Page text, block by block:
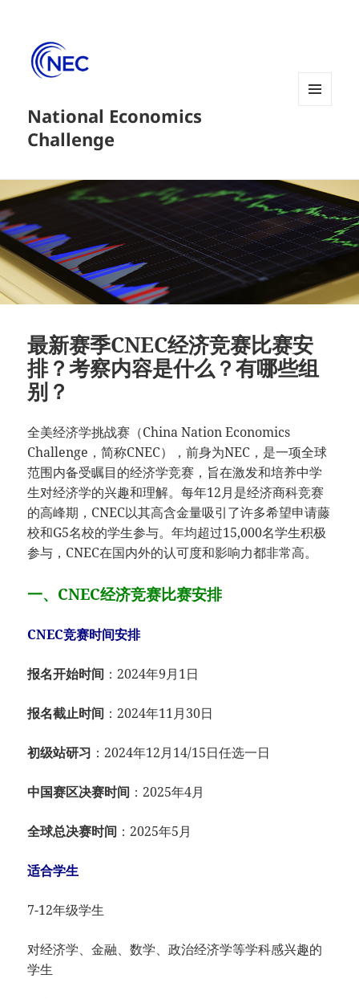
National Economics
Challenge
最新赛季CNEC经济竞赛比赛安
排？考察内容是什么？有哪些组
别？
全美经济学挑战赛（China Nation Economics
Challenge，简称CNEC），前身为NEC，是一项全球
范围内备受瞩目的经济学竞赛，旨在激发和培养中学
生对经济学的兴趣和理解。每年12月是经济商科竞赛
的高峰期，CNEC以其高含金量吸引了许多希望申请藤
校和G5名校的学生参与。年均超过15,000名学生积极
参与，CNEC在国内外的认可度和影响力都非常高。
一、CNEC经济竞赛比赛安排
CNEC竞赛时间安排
报名开始时间 ：2024年9月1日
报名截止时间 ：2024年11月30日
初级站研习 ：2024年12月14/15日任选一日
中国赛区决赛时间 ：2025年4月
全球总决赛时间 ：2025年5月
适合学生
7-12年级学生
对经济学、金融、数学、政治经济学等学科感兴趣的
学生